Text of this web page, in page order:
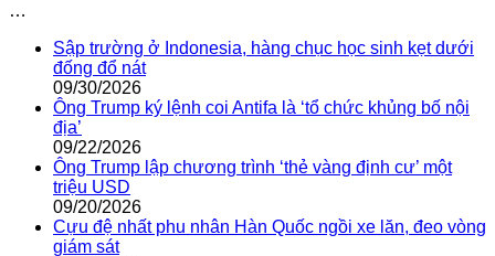
…
Sập trường ở Indonesia, hàng chục học sinh kẹt dưới
đống đổ nát
09/30/2026
Ông Trump ký lệnh coi Antifa là ‘tổ chức khủng bố nội
địa’
09/22/2026
Ông Trump lập chương trình ‘thẻ vàng định cư’ một
triệu USD
09/20/2026
Cựu đệ nhất phu nhân Hàn Quốc ngồi xe lăn, đeo vòng
giám sát